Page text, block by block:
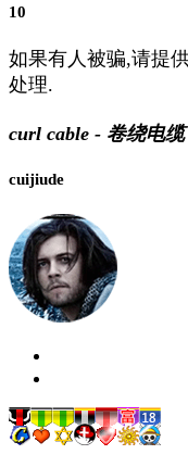
10
如果有人被骗,请提
处理.
curl cable - 卷绕电缆
cuijiude